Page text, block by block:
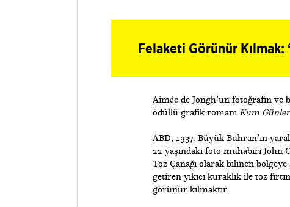
Felaketi Görünür Kılmak:
Aimée de Jongh’un fotoğrafın ve
ödüllü grafik romanıKum
ABD, 1937. Büyük Buhran’ın
22 yaşındaki foto muhabiri John
Toz Çanağı olarak bilinen bölgeye
getiren yıkıcı kuraklık ile toz
görünür kılmaktır.